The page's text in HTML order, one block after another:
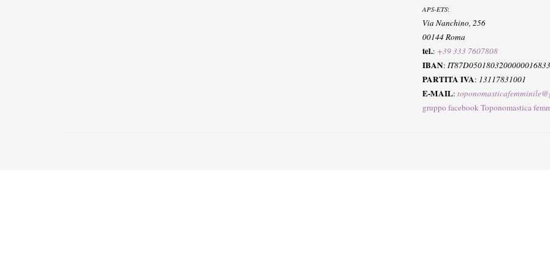
APS-ETS:
Via Nanchino, 256
00144 Roma
tel.: +39 333 7607808
IBAN:
PARTITA IVA: 13117831001
E-MAIL:
gruppo facebook Toponomastica